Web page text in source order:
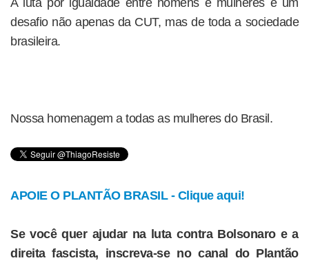
A luta por igualdade entre homens e mulheres é um
desafio não apenas da CUT, mas de toda a sociedade
brasileira.
Nossa homenagem a todas as mulheres do Brasil.
APOIE O PLANTÃO BRASIL - Clique aqui!
Se você quer ajudar na luta contra Bolsonaro e a
direita fascista, inscreva-se no canal do Plantão